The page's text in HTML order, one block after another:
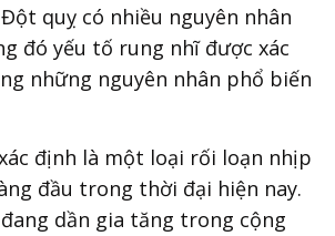
quỵ có nhiều nguyên nhân
đó yếu tố rung nhĩ được xác
những nguyên nhân phổ biến
định là một loại rối loạn nhịp
đầu trong thời đại hiện nay.
dần gia tăng trong cộng